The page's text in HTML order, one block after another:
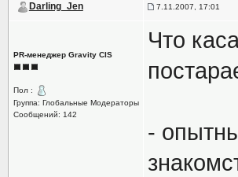
Darling_Jen 7.11.2007, 17:01
PR-менеджер Gravity CIS
Пол :
Группа: Глобальные Модераторы
Сообщений: 142
Что
-